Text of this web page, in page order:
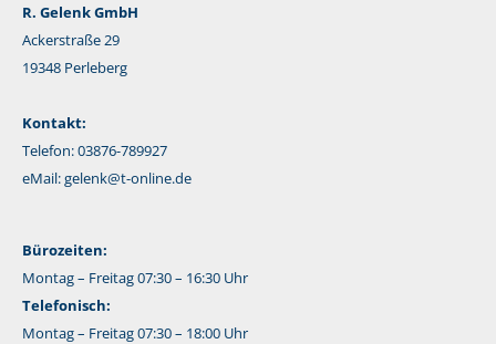
R. Gelenk GmbH
Ackerstraße 29
19348 Perleberg
Kontakt:
Telefon: 03876-789927
eMail:gelenk@t-online.de
Bürozeiten:
Montag – Freitag 07:30 – 16:30 Uhr
Telefonisch:
Montag – Freitag 07:30 – 18:00 Uhr